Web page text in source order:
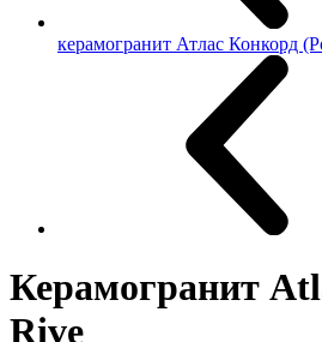
керамогранит Атлас Конкорд
Керамогранит
Rive